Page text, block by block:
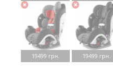
19499 грн. 19499 грн.